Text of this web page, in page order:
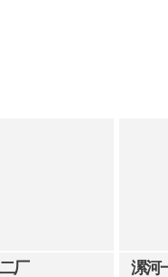
厂 漯河